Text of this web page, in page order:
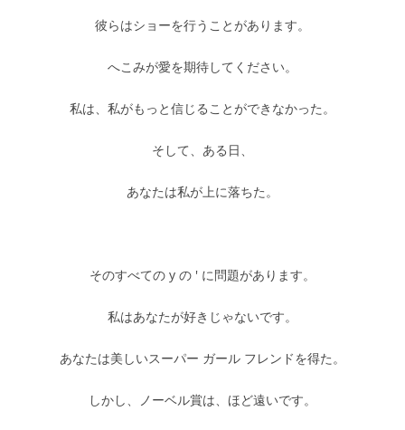
彼らはショーを行うことがあります。
へこみが愛を期待してください。
私は、私がもっと信じることができなかった。
そして、ある日、
あなたは私が上に落ちた。
そのすべての y の ' に問題があります。
私はあなたが好きじゃないです。
あなたは美しいスーパー ガール フレンドを得た。
しかし、ノーベル賞は、ほど遠いです。